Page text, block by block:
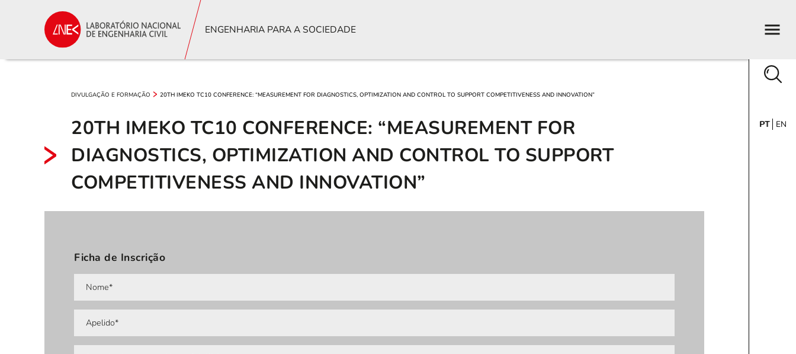
ENGENHARIA PARA A SOCIEDADE
PT EN
DIVULGAÇÃO E FORMAÇÃO 20TH IMEKO TC10 CONFERENCE: “MEASUREMENT FOR DIAGNOSTICS, OPTIMIZATION AND CONTROL TO SUPPORT COMPETITIVENESS AND INNOVATION”
20TH IMEKO TC10 CONFERENCE: “MEASUREMENT FOR
DIAGNOSTICS, OPTIMIZATION AND CONTROL TO SUPPORT
COMPETITIVENESS AND INNOVATION”
Ficha de Inscrição